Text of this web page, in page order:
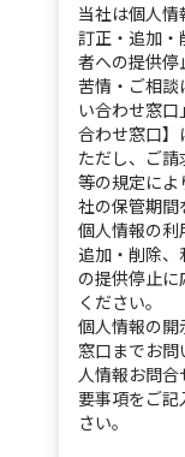
当社は個人
訂正・追加・
者への提供停
苦情・ご相談
い合わせ窓
合わせ窓口】
ただし、ご
等の規定によ
社の保管期間
個人情報の利
追加・削除
の提供停止
ください。
個人情報の
窓口までお
人情報お問合
要事項をご
さい。